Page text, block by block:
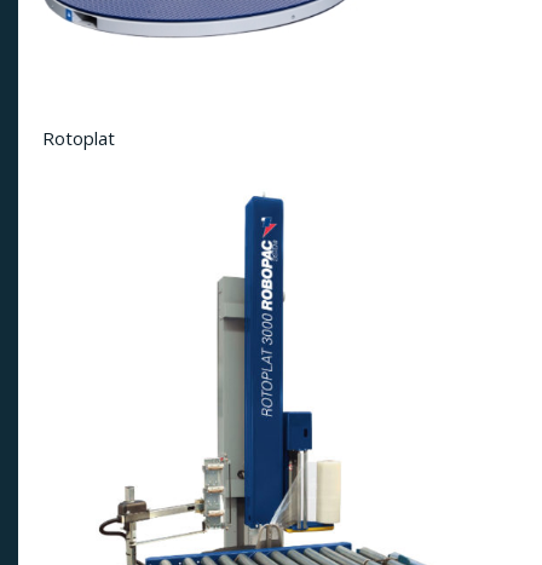
Rotoplat